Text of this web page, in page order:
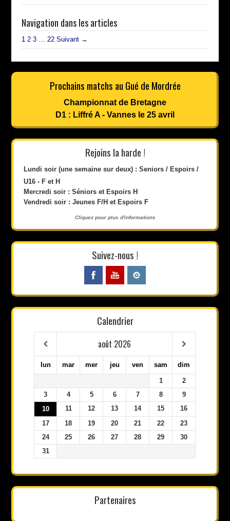
Navigation dans les articles
1 2 3 22 Suivant →
Prochains matchs au Gué de Mordrée
Championnat de Bretagne
D1 : Liffré A - Vannes le 25 avril
Rejoins la harde !
Lundi soir (une semaine sur deux) : Seniors / Espoirs /
U16 - F et H
Mercredi soir : Séniors et Espoirs H
Vendredi soir : Jeunes F/H et Espoirs F
Cliquez pour plus d'informations
Suivez-nous !
Calendrier
août 2026
lun mar mer jeu ven sam dim
1
2
3
4 5 6 7 8
9
10
11 12 13 14 15
16
17
18 19 20 21 22
23
24
25 26 27 28 29
30
31
Partenaires